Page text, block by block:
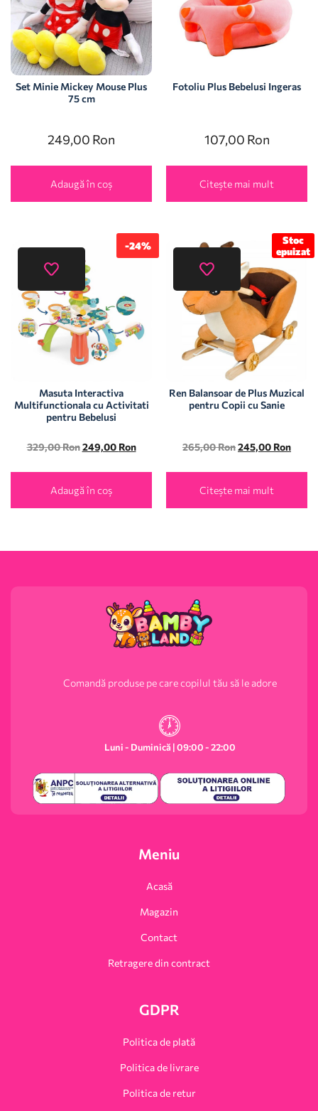
Set Minie Mickey Mouse Plus
75 cm
249,00 Ron
Adaugă în coș
Fotoliu Plus Bebelusi Ingeras
107,00 Ron
Citește mai mult
-24%
Masuta Interactiva
Multifunctionala cu Activitati
pentru Bebelusi
329,00Ron 249,00 Ron
Adaugă în coș
Stoc
epuizat
Ren Balansoar de Plus Muzical
pentru Copii cu Sanie
265,00Ron245,00 Ron
Citește mai mult
Comandă produse pe care copilul tău să le adore
Luni - Duminică | 09:00 - 22:00
Meniu
Acasă
Magazin
Contact
Retragere din contract
GDPR
Politica de plată
Politica de livrare
Politica de retur